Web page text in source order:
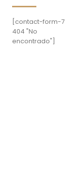
[contact-form-7
404 "No
encontrado"]